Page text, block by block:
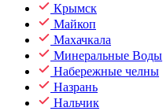
Крымск
Майкоп
Махачкала
Минеральные Воды
Набережные челны
Назрань
Нальчик